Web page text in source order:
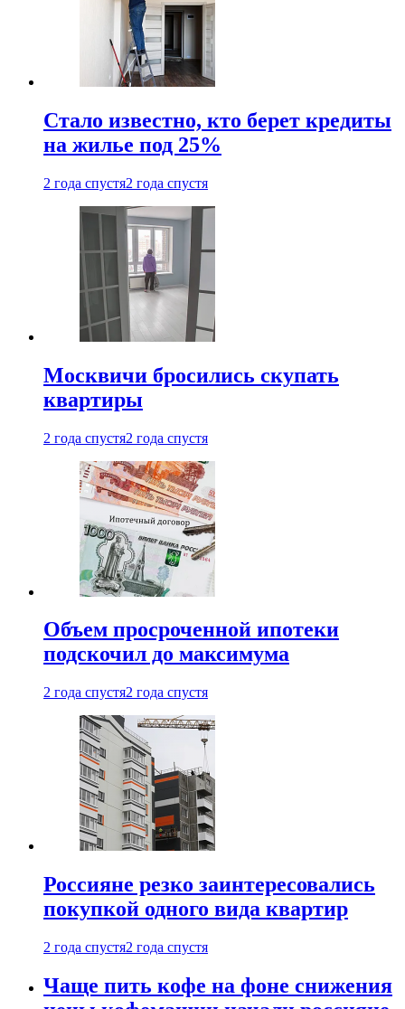
Стало известно, кто берет кредиты
на жилье под 25%
2 года спустя2 года спустя
Москвичи бросились скупать
квартиры
2 года спустя2 года спустя
Объем просроченной ипотеки
подскочил до максимума
2 года спустя2 года спустя
Россияне резко заинтересовались
покупкой одного вида квартир
2 года спустя2 года спустя
Чаще пить кофе на фоне снижения